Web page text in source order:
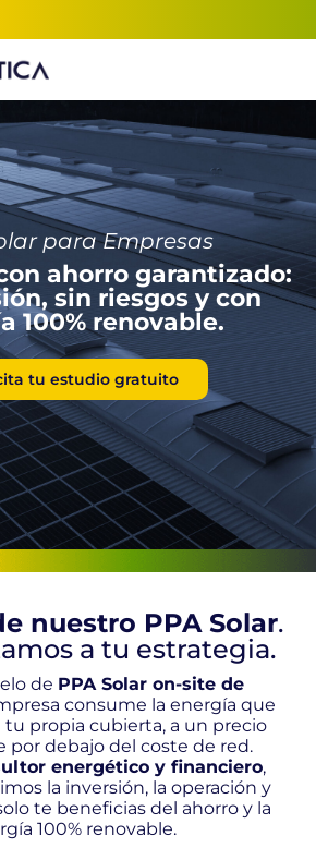
para Empresas
ahorro garantizado:
sin riesgos y con
100% renovable.
tu estudio gratuito
nuestro PPA Solar.
a tu estrategia.
de PPA Solar on-site de
consume la energía que
tu propia cubierta, a un precio
por debajo del coste de red.
energético y financiero,
la inversión, la operación y
te beneficias del ahorro y la
100% renovable.